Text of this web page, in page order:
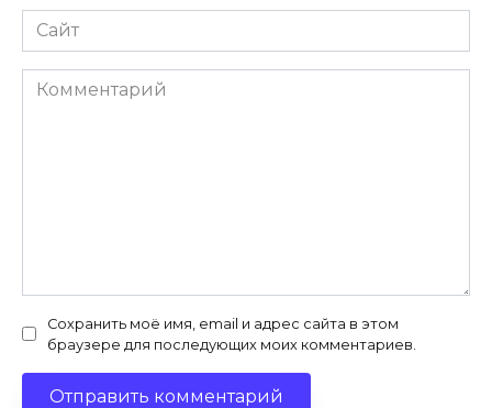
Сайт
Комментарий
Сохранить моё имя, email и адрес сайта в этом
браузере для последующих моих комментариев.